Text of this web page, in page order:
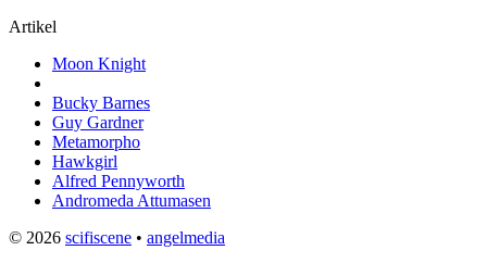
Artikel
Moon Knight
Bucky Barnes
Guy Gardner
Metamorpho
Hawkgirl
Alfred Pennyworth
Andromeda Attumasen
© 2026 scifiscene • angelmedia